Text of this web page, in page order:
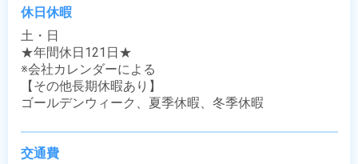
休日休暇
土・日
★年間休日121日★
※会社カレンダーによる
【その他長期休暇あり】
ゴールデンウィーク、夏季休暇、冬季休暇
交通費